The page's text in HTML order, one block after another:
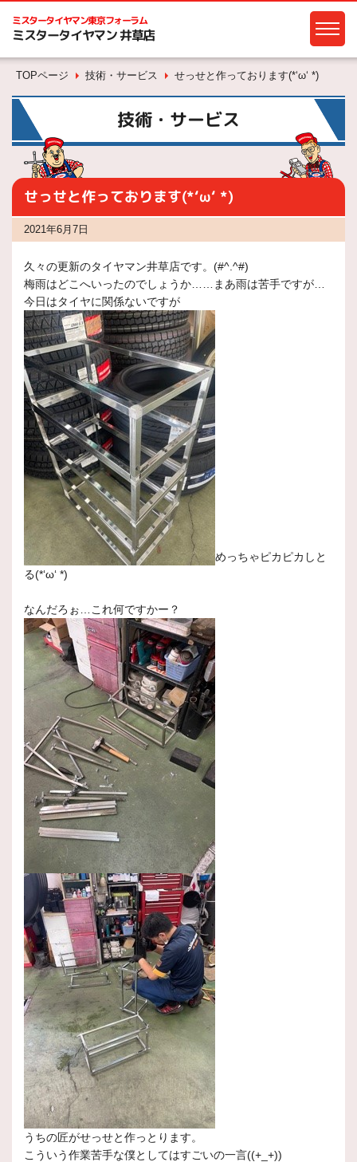
ミスタータイヤマン東京フォーラム
ミスタータイヤマン 井草店
TOPページ 技術・サービス せっせと作っております(*‘ω‘ *)
技術・サービス
せっせと作っております(*‘ω‘ *)
2021年6月7日
久々の更新のタイヤマン井草店です。(#^.^#)
梅雨はどこへいったのでしょうか……まあ雨は苦手ですが…
今日はタイヤに関係ないですが
めっちゃピカピカしと
る(*‘ω‘ *)
なんだろぉ…これ何ですかー？
うちの匠がせっせと作っとります。
こういう作業苦手な僕としてはすごいの一言((+_+))